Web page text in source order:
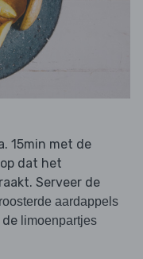
15min met de
dat het
Serveer de
aardappels
de limoenpartjes